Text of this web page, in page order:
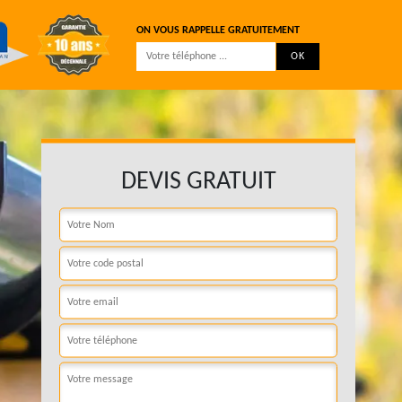
ON VOUS RAPPELLE GRATUITEMENT
DEVIS GRATUIT